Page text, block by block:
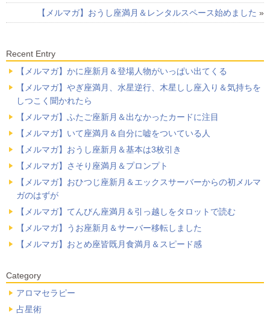
【メルマガ】おうし座満月＆レンタルスペース始めました »
Recent Entry
【メルマガ】かに座新月＆登場人物がいっぱい出てくる
【メルマガ】やぎ座満月、水星逆行、木星しし座入り＆気持ちを
しつこく聞かれたら
【メルマガ】ふたご座新月＆出なかったカードに注目
【メルマガ】いて座満月＆自分に嘘をついている人
【メルマガ】おうし座新月＆基本は3枚引き
【メルマガ】さそり座満月＆プロンプト
【メルマガ】おひつじ座新月＆エックスサーバーからの初メルマ
ガのはずが
【メルマガ】てんびん座満月＆引っ越しをタロットで読む
【メルマガ】うお座新月＆サーバー移転しました
【メルマガ】おとめ座皆既月食満月＆スピード感
Category
アロマセラピー
占星術